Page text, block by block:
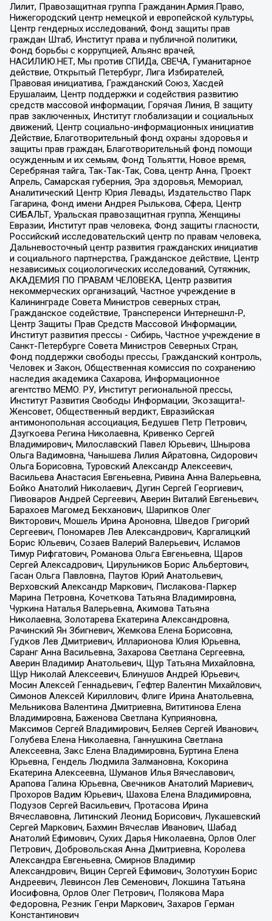
Лилит, Правозащитная группа Гражданин.Армия.Право,
Нижегородский центр немецкой и европейской культуры,
Центр гендерных исследований, Фонд защиты прав
граждан Штаб, Институт права и публичной политики,
Фонд борьбы с коррупцией, Альянс врачей,
НАСИЛИЮ.НЕТ, Мы против СПИДа, СВЕЧА, Гуманитарное
действие, Открытый Петербург, Лига Избирателей,
Правовая инициатива, Гражданский Союз, Хасдей
Ерушалаим, Центр поддержки и содействия развитию
средств массовой информации, Горячая Линия, В защиту
прав заключенных, Институт глобализации и социальных
движений, Центр социально-информационных инициатив
Действие, Благотворительный фонд охраны здоровья и
защиты прав граждан, Благотворительный фонд помощи
осужденным и их семьям, Фонд Тольятти, Новое время,
Серебряная тайга, Так-Так-Так, Сова, центр Анна, Проект
Апрель, Самарская губерния, Эра здоровья, Мемориал,
Аналитический Центр Юрия Левады, Издательство Парк
Гагарина, Фонд имени Андрея Рылькова, Сфера, Центр
СИБАЛЬТ, Уральская правозащитная группа, Женщины
Евразии, Институт прав человека, Фонд защиты гласности,
Российский исследовательский центр по правам человека,
Дальневосточный центр развития гражданских инициатив
и социального партнерства, Гражданское действие, Центр
независимых социологических исследований, Сутяжник,
АКАДЕМИЯ ПО ПРАВАМ ЧЕЛОВЕКА, Центр развития
некоммерческих организаций, Частное учреждение в
Калининграде Совета Министров северных стран,
Гражданское содействие, Трансперенси Интернешнл-Р,
Центр Защиты Прав Средств Массовой Информации,
Институт развития прессы - Сибирь, Частное учреждение в
Санкт-Петербурге Совета Министров Северных Стран,
Фонд поддержки свободы прессы, Гражданский контроль,
Человек и Закон, Общественная комиссия по сохранению
наследия академика Сахарова, Информационное
агентство МЕМО. РУ, Институт региональной прессы,
Институт Развития Свободы Информации, Экозащита!-
Женсовет, Общественный вердикт, Евразийская
антимонопольная ассоциация, Бедушев Петр Петрович,
Дзугкоева Регина Николаевна, Кривенко Сергей
Владимирович, Милославский Павел Юрьевич, Шнырова
Ольга Вадимовна, Чанышева Лилия Айратовна, Сидорович
Ольга Борисовна, Туровский Александр Алексеевич,
Васильева Анастасия Евгеньевна, Ривина Анна Валерьевна,
Бойко Анатолий Николаевич, Дугин Сергей Георгиевич,
Пивоваров Андрей Сергеевич, Аверин Виталий Евгеньевич,
Барахоев Магомед Бекханович, Шарипков Олег
Викторович, Мошель Ирина Ароновна, Шведов Григорий
Сергеевич, Пономарев Лев Александрович, Каргалицкий
Борис Юльевич, Созаев Валерий Валерьевич, Исламов
Тимур Рифгатович, Романова Ольга Евгеньевна, Щаров
Сергей Алексадрович, Цирульников Борис Альбертович,
Гасан Ольга Павловна, Паутов Юрий Анатольевич,
Верховский Александр Маркович, Пислакова-Паркер
Марина Петровна, Кочеткова Татьяна Владимировна,
Чуркина Наталья Валерьевна, Акимова Татьяна
Николаевна, Золотарева Екатерина Александровна,
Рачинский Ян Збигневич, Жемкова Елена Борисовна,
Гудков Лев Дмитриевич, Илларионова Юлия Юрьевна,
Саранг Анна Васильевна, Захарова Светлана Сергеевна,
Аверин Владимир Анатольевич, Щур Татьяна Михайловна,
Щур Николай Алексеевич, Блинушов Андрей Юрьевич,
Мосин Алексей Геннадьевич, Гефтер Валентин Михайлович,
Симонов Алексей Кириллович, Флиге Ирина Анатольевна,
Мельникова Валентина Дмитриевна, Вититинова Елена
Владимировна, Баженова Светлана Куприяновна,
Максимов Сергей Владимирович, Беляев Сергей Иванович,
Голубева Елена Николаевна, Ганнушкина Светлана
Алексеевна, Закс Елена Владимировна, Буртина Елена
Юрьевна, Гендель Людмила Залмановна, Кокорина
Екатерина Алексеевна, Шуманов Илья Вячеславович,
Арапова Галина Юрьевна, Свечников Анатолий Мариевич,
Прохоров Вадим Юрьевич, Шахова Елена Владимировна,
Подузов Сергей Васильевич, Протасова Ирина
Вячеславовна, Литинский Леонид Борисович, Лукашевский
Сергей Маркович, Бахмин Вячеслав Иванович, Шабад
Анатолий Ефимович, Сухих Дарья Николаевна, Орлов Олег
Петрович, Добровольская Анна Дмитриевна, Королева
Александра Евгеньевна, Смирнов Владимир
Александрович, Вицин Сергей Ефимович, Золотухин Борис
Андреевич, Левинсон Лев Семенович, Локшина Татьяна
Иосифовна, Орлов Олег Петрович, Полякова Мара
Федоровна, Резник Генри Маркович, Захаров Герман
Константинович